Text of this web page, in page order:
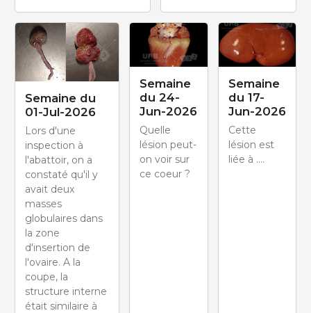
Semaine du
01-Jul-2026
Lors d'une
inspection à
l'abattoir, on a
constaté qu'il y
avait deux
masses
globulaires dans
la zone
d'insertion de
l'ovaire. A la
coupe, la
structure interne
était similaire à
Semaine
du 24-
Jun-2026
Quelle
lésion peut-
on voir sur
ce coeur ?
Semaine
du 17-
Jun-2026
Cette
lésion est
liée à ....